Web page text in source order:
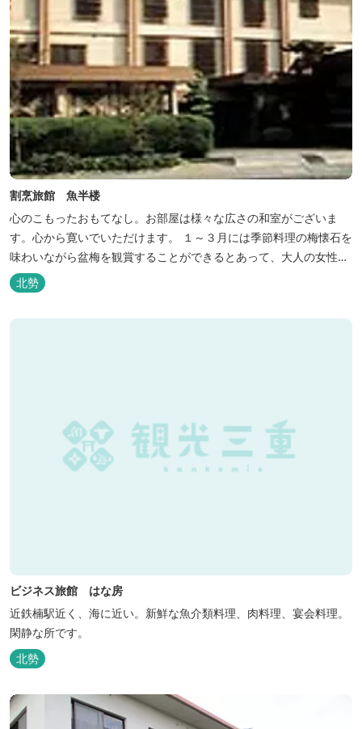
割烹旅館 魚半楼
心のこもったおもてなし。お部屋は様々な広さの和室がございま
す。心から寛いでいただけます。 １～３月には季節料理の梅懐石を
味わいながら盆梅を観賞することができるとあって、大人の女性に
も人気です。
北勢
ビジネス旅館 はな房
近鉄楠駅近く、海に近い。新鮮な魚介類料理、肉料理、宴会料理。
閑静な所です。
北勢